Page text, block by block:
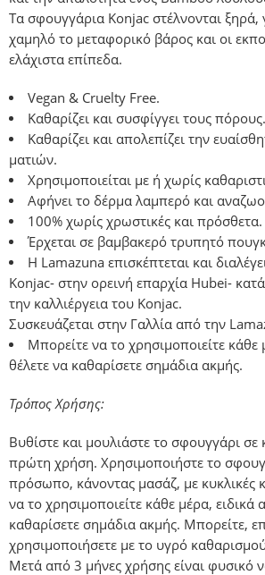
Τα σφουγγάρια Konjac στέλνονται ξηρά,
χαμηλό το μεταφορικό βάρος και οι
ελάχιστα επίπεδα.
Vegan & Cruelty Free.
Καθαρίζει και συσφίγγει τους πόρους.
Καθαρίζει και απολεπίζει την
ματιών.
Χρησιμοποιείται με ή χωρίς
Αφήνει το δέρμα λαμπερό και
100% χωρίς χρωστικές και πρόσθετα.
Έρχεται σε βαμβακερό τρυπητό
Η Lamazuna επισκέπτεται και
Κonjac- στην ορεινή επαρχία Hubei-
την καλλιέργεια του Κonjac.
Συσκευάζεται στην Γαλλία από την
Μπορείτε να το χρησιμοποιείτε κάθε
θέλετε να καθαρίσετε σημάδια ακμής.
Τρόπος Χρήσης:
Βυθίστε και μουλιάστε το σφουγγάρι
πρώτη χρήση. Χρησιμοποιήστε το
πρόσωπο, κάνοντας μασάζ, με κυκλικές
να το χρησιμοποιείτε κάθε μέρα, ειδικά
καθαρίσετε σημάδια ακμής. Μπορείτε,
χρησιμοποιήσετε με το υγρό
Μετά από 3 μήνες χρήσης είναι φυσικό